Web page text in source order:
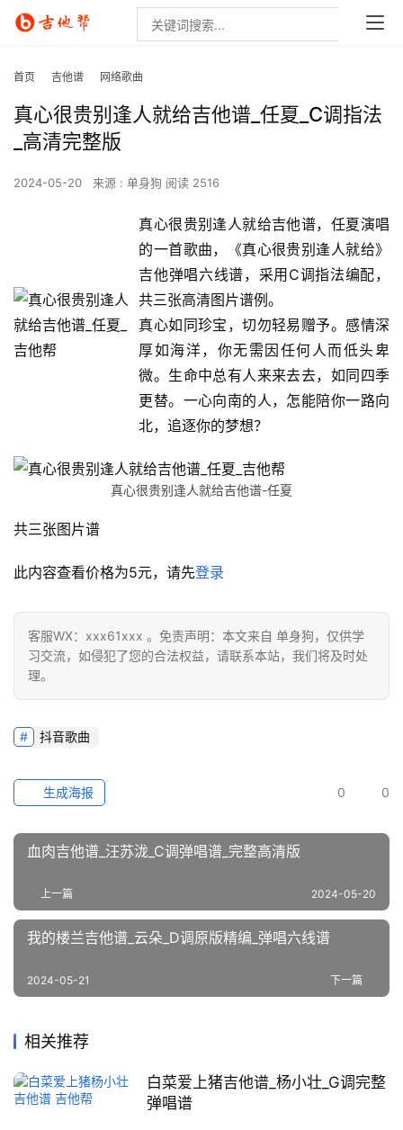
首页 吉他谱 网络歌曲
真心很贵别逢人就给吉他谱_任夏_C调指法
_高清完整版
2024-05-20 来源 : 单身狗 阅读 2516
真心很贵别逢人就给吉他谱，任夏演唱
的一首歌曲，《真心很贵别逢人就给》
吉他弹唱六线谱，采用C调指法编配，
共三张高清图片谱例。
真心如同珍宝，切勿轻易赠予。感情深
厚如海洋，你无需因任何人而低头卑
微。生命中总有人来来去去，如同四季
更替。一心向南的人，怎能陪你一路向
北，追逐你的梦想？
真心很贵别逢人就给吉他谱-任夏
共三张图片谱
此内容查看价格为5元，请先登录
客服WX：xxx61xxx 。免责声明：本文来自 单身狗，仅供学
习交流，如侵犯了您的合法权益，请联系本站，我们将及时处
理。
抖音歌曲
0 0
生成海报
血肉吉他谱_汪苏泷_C调弹唱谱_完整高清版
上一篇 2024-05-20
我的楼兰吉他谱_云朵_D调原版精编_弹唱六线谱
下一篇
2024-05-21
相关推荐
白菜爱上猪吉他谱_杨小壮_G调完整
弹唱谱